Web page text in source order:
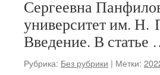
Сергеевна
университет им. Н.
Введение. В статье
Рубрика: Без рубрики | Метки: